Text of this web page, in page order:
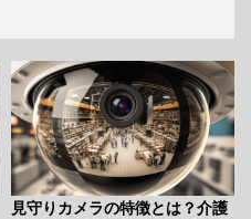
見守りカメラの特徴とは？介護